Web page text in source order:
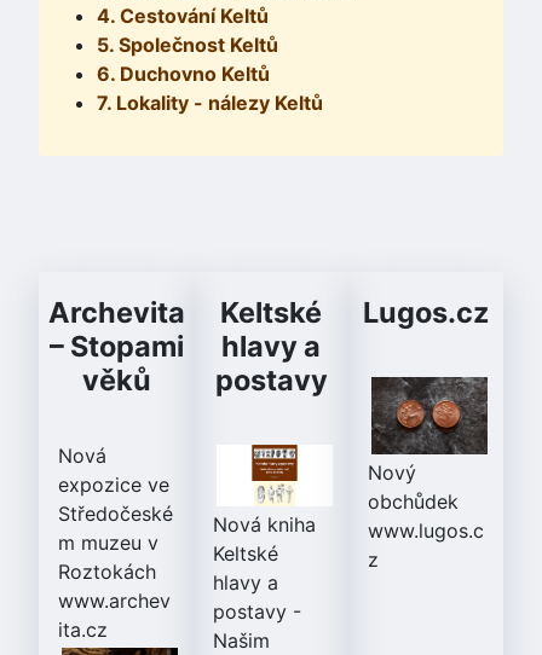
4. Cestování Keltů
5. Společnost Keltů
6. Duchovno Keltů
7. Lokality - nálezy Keltů
Archevita
– Stopami
věků
Nová
expozice ve
Středočeské
m muzeu v
Roztokách
www.archev
ita.cz
Keltské
hlavy a
postavy
Nová kniha
Keltské
hlavy a
postavy -
Našim
Lugos.cz
Nový
obchůdek
www.lugos.c
z